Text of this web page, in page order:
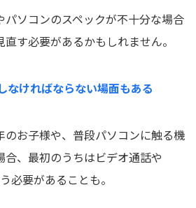
パソコンのスペックが不十分な場合
す必要があるかもしれません。
なければならない場面もある
のお子様や、普段パソコンに触る機
、最初のうちはビデオ通話や
必要があることも。